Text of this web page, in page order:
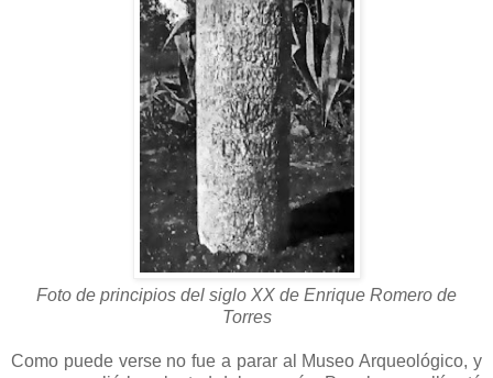
Foto de principios del siglo XX de Enrique Romero de
Torres
Como puede verse no fue a parar al Museo Arqueológico, y